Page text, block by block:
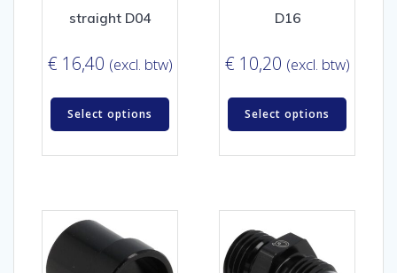
straight D04
€ 16,40 (excl. btw)
Select options
D16
€ 10,20 (excl. btw)
Select options